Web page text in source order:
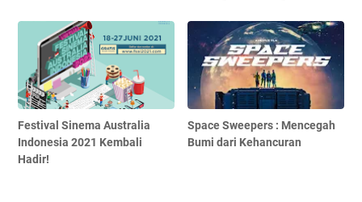
Festival Sinema Australia
Indonesia 2021 Kembali
Hadir!
Space Sweepers : Mencegah
Bumi dari Kehancuran